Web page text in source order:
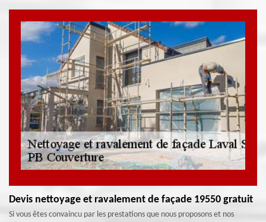
Devis nettoyage et ravalement de façade 19550 gratuit
Si vous êtes convaincu par les prestations que nous proposons et nos